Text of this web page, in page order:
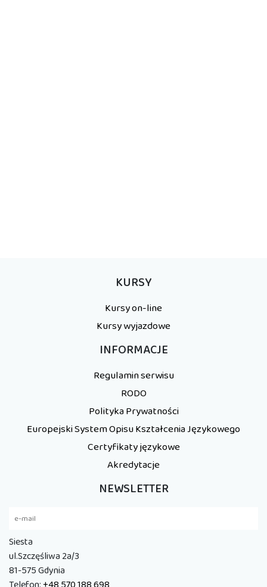
KURSY
Kursy on-line
Kursy wyjazdowe
INFORMACJE
Regulamin serwisu
RODO
Polityka Prywatności
Europejski System Opisu Kształcenia Językowego
Certyfikaty językowe
Akredytacje
NEWSLETTER
Siesta
ul.Szczęśliwa 2a/3
81-575 Gdynia